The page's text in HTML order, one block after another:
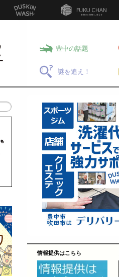
豊中の話題
謎を追え！
情報提供はこちら